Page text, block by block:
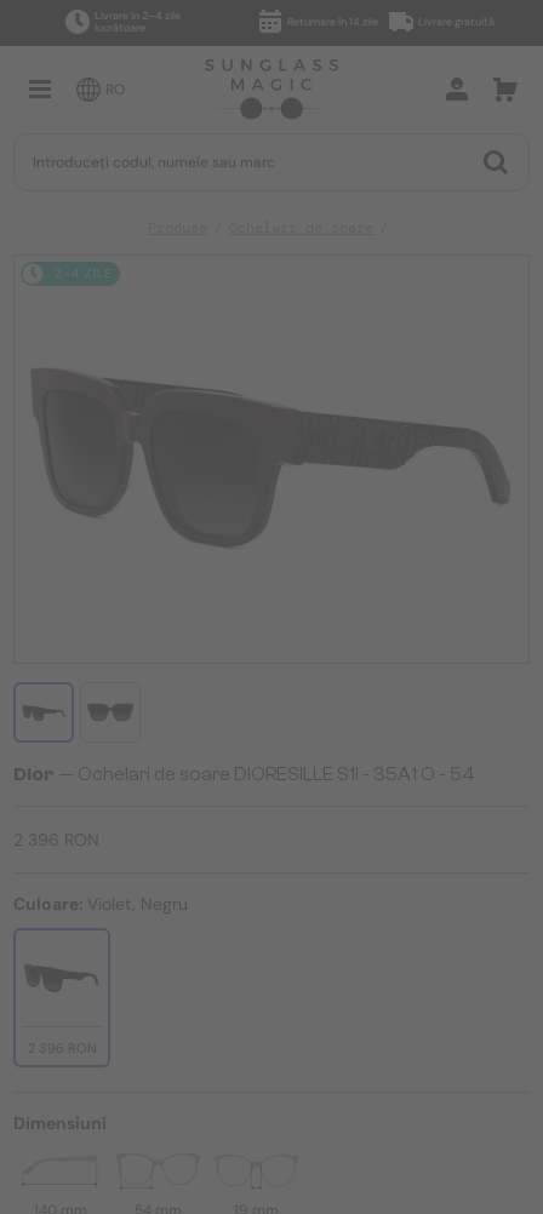
Livrare în 2–4 zile
lucrătoare
Returnare în 14 zile Livrare gratuită
RO
2-4 ZILE
Dior — Ochelari de soare DIORESILLE S1I - 35A1 O - 54
2 396 RON
Culoare: Violet, Negru
2 396 RON
Dimensiuni